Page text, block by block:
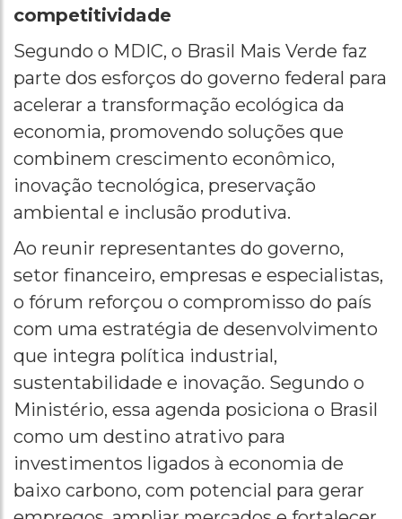
competitividade
Segundo o MDIC, o Brasil Mais Verde faz
parte dos esforços do governo federal para
acelerar a transformação ecológica da
economia, promovendo soluções que
combinem crescimento econômico,
inovação tecnológica, preservação
ambiental e inclusão produtiva.
Ao reunir representantes do governo,
setor financeiro, empresas e especialistas,
o fórum reforçou o compromisso do país
com uma estratégia de desenvolvimento
que integra política industrial,
sustentabilidade e inovação. Segundo o
Ministério, essa agenda posiciona o Brasil
como um destino atrativo para
investimentos ligados à economia de
baixo carbono, com potencial para gerar